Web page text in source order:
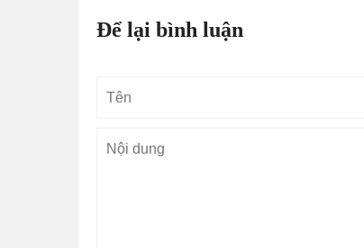
Để lại bình luận